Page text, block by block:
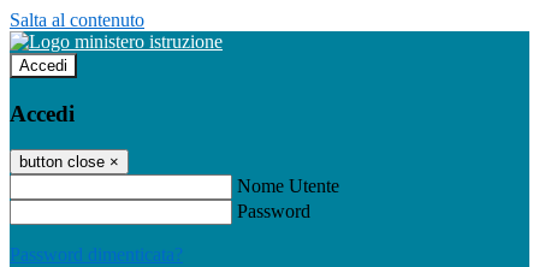
Salta al contenuto
Accedi
Accedi
button close ×
Nome Utente
Password
Password dimenticata?